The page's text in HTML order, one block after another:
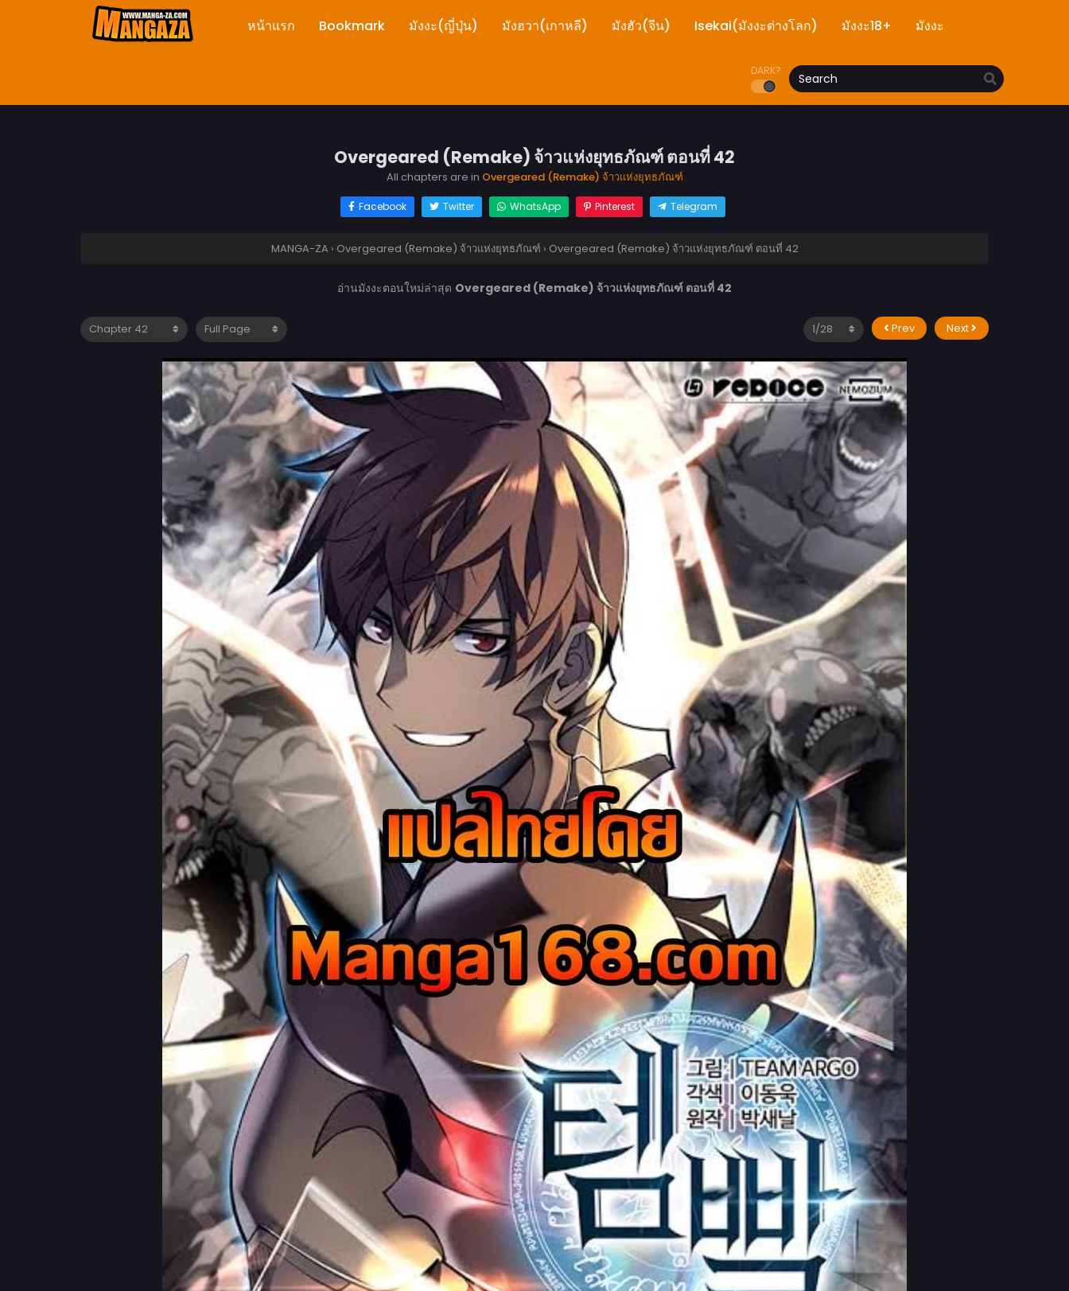
หน้าแรก Bookmark มังงะ(ญี่ปุ่น) มังฮวา(เกาหลี) มังฮัว(จีน) Isekai(มังงะต่างโลก) มังงะ18+ มังงะ
DARK?
Overgeared (Remake) จ้าวแห่งยุทธภัณฑ์ ตอนที่ 42
All chapters are in Overgeared (Remake) จ้าวแห่งยุทธภัณฑ์
Facebook Twitter WhatsApp Pinterest Telegram
MANGA-ZA › Overgeared (Remake) จ้าวแห่งยุทธภัณฑ์ › Overgeared (Remake) จ้าวแห่งยุทธภัณฑ์ ตอนที่ 42
อ่านมังงะตอนใหม่ล่าสุด Overgeared (Remake) จ้าวแห่งยุทธภัณฑ์ ตอนที่ 42
Prev Next